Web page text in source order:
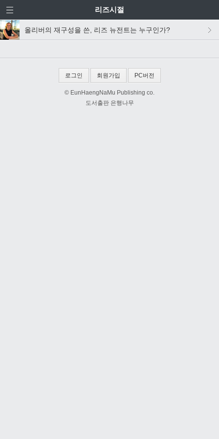
리즈시절
올리버의 재구성을 쓴, 리즈 뉴전트는 누구인가?
로그인 회원가입 PC버전
© EunHaengNaMu Publishing co.
도서출판 은행나무